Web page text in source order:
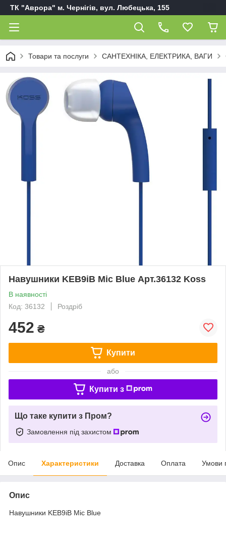
ТК "Аврора" м. Чернігів, вул. Любецька, 155
Товари та послуги САНТЕХНІКА, ЕЛЕКТРИКА, ВАГИ
Навушники KEB9iB Mic Blue Арт.36132 Koss
В наявності
Код: 36132
Роздріб
452 ₴
Купити
або
Купити з
Що таке купити з Пром?
Замовлення під захистом
Опис Характеристики Доставка Оплата Умови
Опис
Навушники KEB9iB Mic Blue